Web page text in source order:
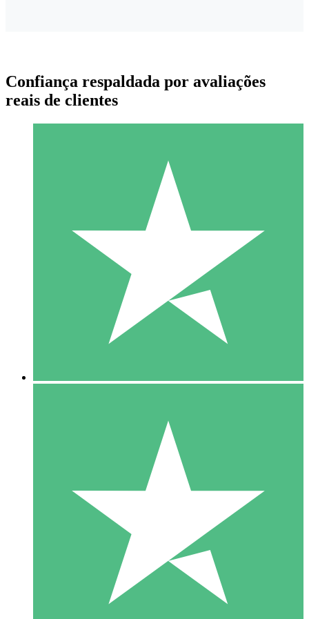
Pacotes de Créditos Individuais
Pague conforme o uso com créditos de download. Sem
1000
10 Downloads
20 00
Confiança respaldada por avaliações
reais de clientes